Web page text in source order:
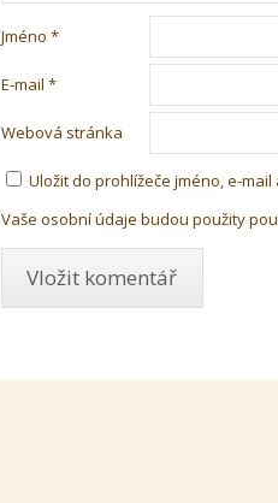
Jméno *
E-mail *
Webová stránka
Uložit do prohlížeče jméno, e-
Vaše osobní údaje budou použity